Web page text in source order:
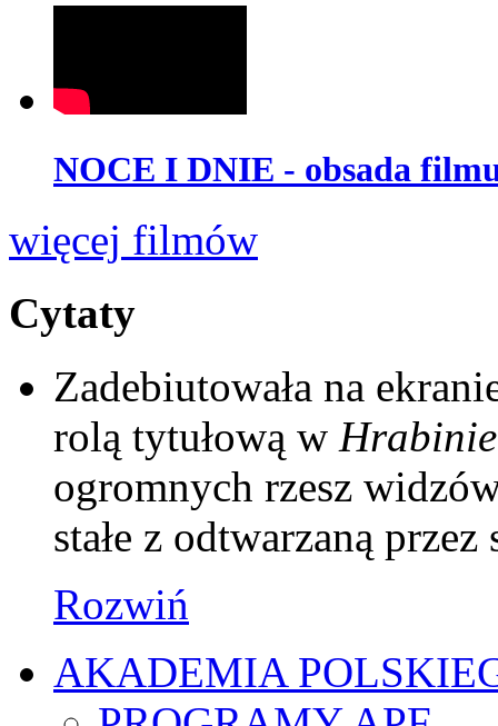
NOCE I DNIE - obsada
więcej filmów
Cytaty
Zadebiutowała na
rolą tytułową w
ogromnych rzesz
stałe z odtwarzaną
Rozwiń
AKADEMIA